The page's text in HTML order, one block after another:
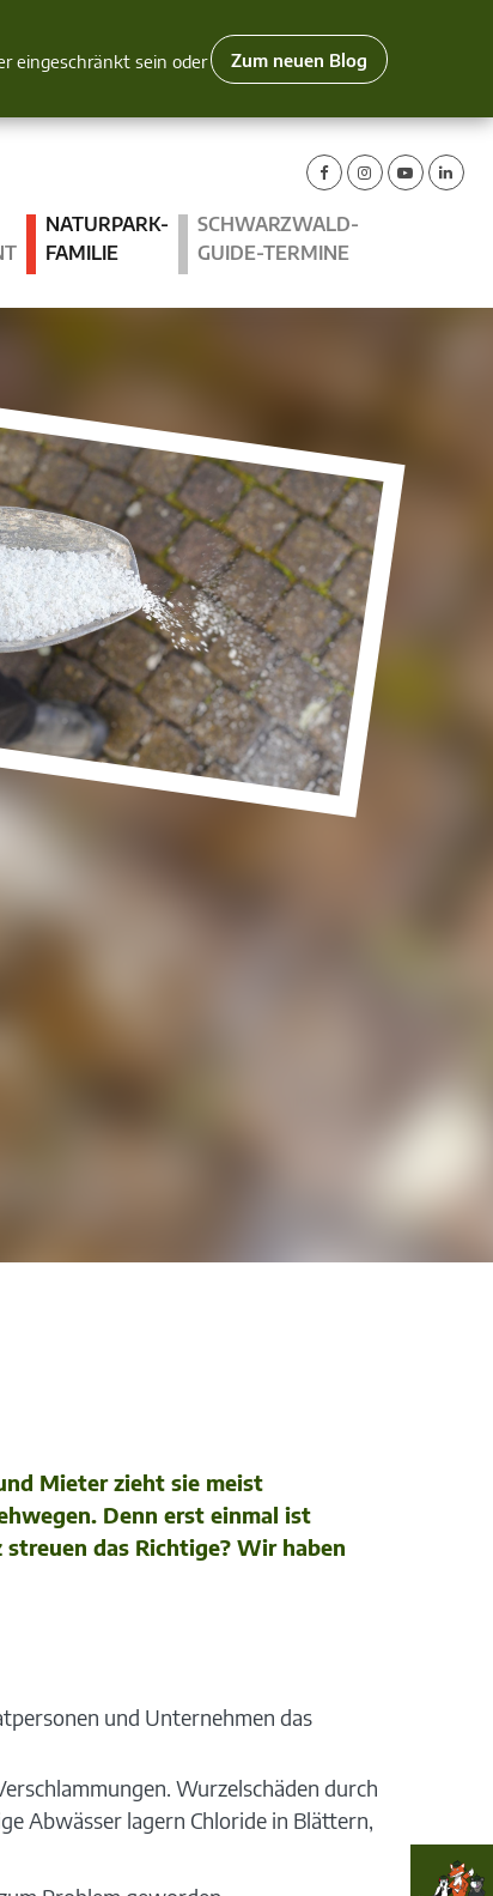
eingeschränkt sein oder
Zum neuen Blog
NATURPARK-
FAMILIE
SCHWARZWALD-
GUIDE-TERMINE
Mieter zieht sie meist
Denn erst einmal ist
das Richtige? Wir haben
und Unternehmen das
Wurzelschäden durch
Abwässer lagern Chloride in Blättern,